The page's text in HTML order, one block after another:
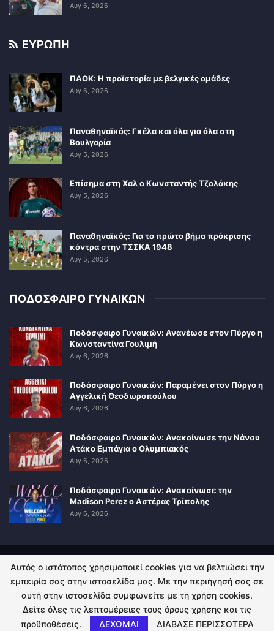
Αυγ 6, 2026
ΕΥΡΩΠΗ
ΠΑΟΚ: Η προϊστορία με βελγικές ομάδες
Αυγ 6, 2026
Παναθηναϊκός: Γκέλα και όλα για όλα στη
Βουλγαρία
Αυγ 5, 2026
Επίσημα στη Χαλ ο Κωνσταντής Τζολάκης
Αυγ 5, 2026
Παναθηναϊκός: Για το πρώτο βήμα πρόκρισης
κόντρα στην ΤΣΣΚΑ 1948
Αυγ 5, 2026
ΠΟΔΟΣΦΑΙΡΟ ΓΥΝΑΙΚΩΝ
Ποδόσφαιρο Γυναικών: Ανανέωσε στον Πύργο η
Κωνσταντίνα Γουλιμή
Αυγ 6, 2026
Ποδόσφαιρο Γυναικών: Παραμένει στον Πύργο η
Αγγελική Θεοδωροπούλου
Αυγ 6, 2026
Ποδόσφαιρο Γυναικών: Ανακοίνωσε την Νάνσυ
Ατάκο Εμπάγια ο Ολυμπιακός
Αυγ 6, 2026
Ποδόσφαιρο Γυναικών: Ανακοίνωσε την
Madison Perez ο Αστέρας Τρίπολης
Αυγ 6, 2026
ΠΟΛΙΤΙΚΗ ΑΠΟΡΡΗΤΟΥ ΕΠΙΚΟΙΝΩΝΙΑ
© 2026 - Kingsport.gr. All Rights Reserved.
Αυτός ο ιστότοπος χρησιμοποιεί cookies για να βελτιώσει την
εμπειρία σας στην ιστοσελίδα μας. Με την περιήγησή σας σε
αυτή στην ιστοσελίδα συμφωνείτε με τη χρήση cookies.
Δείτε όλες τις λεπτομέρειες τους όρους χρήσης και τις
προϋποθέσεις.
ΔΕΧΟΜΑΙ ΔΙΑΒΑΣΕ ΠΕΡΙΣΣΟΤΕΡΑ